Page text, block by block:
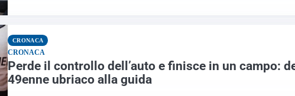
CRONACA
CRONACA
Perde il controllo dell’auto e finisce in un campo:
49enne ubriaco alla guida